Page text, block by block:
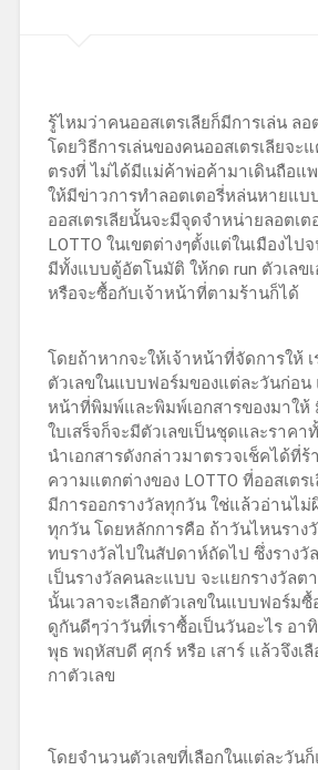
รู้ไหมว่าคนออสเตรเลียก็มีการเล่น ล
โดยวิธีการเล่นของคนออสเตรเลียจะ
ตรงที่ ไม่ได้มีแม่ค้าพ่อค้ามาเดินถือแ
ให้มีข่าวการทำลอตเตอรี่หล่นหายแบ
ออสเตรเลียนั้นจะมีจุดจำหน่ายลอตเต
LOTTO ในเขตต่างๆตั้งแต่ในเมืองไป
มีทั้งแบบตู้อัตโนมัติ ให้กด run ตัวเลขเ
หรือจะซื้อกับเจ้าหน้าที่ตามร้านก็ได้
โดยถ้าหากจะให้เจ้าหน้าที่จัดการให้ เ
ตัวเลขในแบบฟอร์มของแต่ละวันก่อน
หน้าที่พิมพ์และพิมพ์เอกสารของมาใ
ใบเสร็จก็จะมีตัวเลขเป็นชุดและราคา
นำเอกสารดังกล่าวมาตรวจเช็คได้ที่
ความแตกต่างของ LOTTO ที่ออสเตร
มีการออกรางวัลทุกวัน ใช่แล้วอ่านไม่
ทุกวัน โดยหลักการคือ ถ้าวันไหนราง
ทบรางวัลไปในสัปดาห์ถัดไป ซึ่งรางวั
เป็นรางวัลคนละแบบ จะแยกรางวัลต
นั้นเวลาจะเลือกตัวเลขในแบบฟอร์มซื้
ดูกันดีๆว่าวันที่เราซื้อเป็นวันอะไร อา
พุธ พฤหัสบดี ศุกร์ หรือ เสาร์ แล้วจึงเ
กาตัวเลข
โดยจำนวนตัวเลขที่เลือกในแต่ละวัน